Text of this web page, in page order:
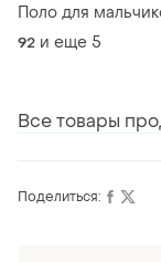
Поло для
92 и еще 5
Все товары
Поделиться: